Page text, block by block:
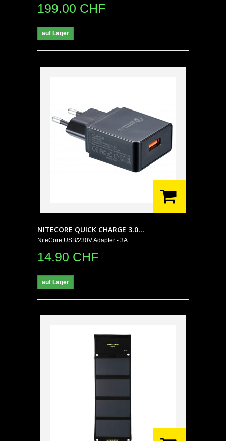
199.00 CHF
auf Lager
NITECORE QUICK CHARGE 3.0...
NiteCore USB/230V Adapter - 3A
14.90 CHF
auf Lager